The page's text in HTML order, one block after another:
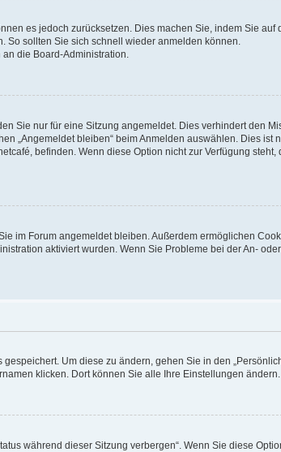
es jedoch zurücksetzen. Dies machen Sie, indem Sie auf
So sollten Sie sich schnell wieder anmelden können.
die Board-Administration.
Sie nur für eine Sitzung angemeldet. Dies verhindert den
„Angemeldet bleiben“ beim Anmelden auswählen. Dies ist
befinden. Wenn diese Option nicht zur Verfügung steht,
im Forum angemeldet bleiben. Außerdem ermöglichen
aktiviert wurden. Wenn Sie Probleme bei der An- oder
Um diese zu ändern, gehen Sie in den
klicken. Dort können Sie alle Ihre Einstellungen ändern.
während dieser Sitzung verbergen“. Wenn Sie diese